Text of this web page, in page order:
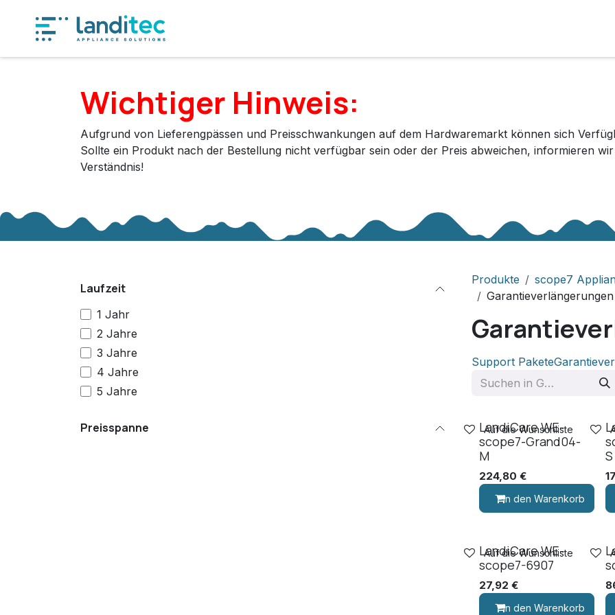
Wichtiger Hinweis:
Aufgrund von Lieferengpässen und Preisschwankungen auf dem Hardwaremarkt können sich
Sollte ein Produkt nach der Bestellung nicht verfügbar sein oder der Preis abweichen, informieren
Verständnis!
Laufzeit
1 Jahr
2 Jahre
3 Jahre
4 Jahre
5 Jahre
Preisspanne
Produkte scope7
Garantieverlängerungen
Support Pakete
LandiCare WE-
scope7-Grand04-
M
224,80 €
In den Warenkorb
Auf die Wunschliste
S
LandiCare WE-
scope7-6907
27,92 €
In den Warenkorb
Auf die Wunschliste